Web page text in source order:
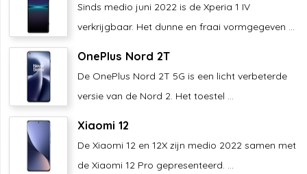
Sinds medio juni 2022 is de Xperia 1 IV
verkrijgbaar. Het dunne en fraai vormgegeven ...
OnePlus Nord 2T
De OnePlus Nord 2T 5G is een licht verbeterde
versie van de Nord 2. Het toestel ...
Xiaomi 12
De Xiaomi 12 en 12X zijn medio 2022 samen met
de Xiaomi 12 Pro gepresenteerd. ...